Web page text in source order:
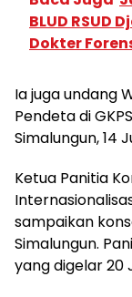
BLUD RSUD
Dokter
Ia juga undang
Pendeta di
Simalungun, 14
Ketua Panitia
sampaikan
Simalungun.
yang digelar 20